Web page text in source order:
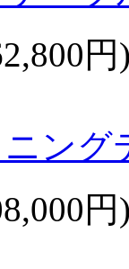
円
ング
円